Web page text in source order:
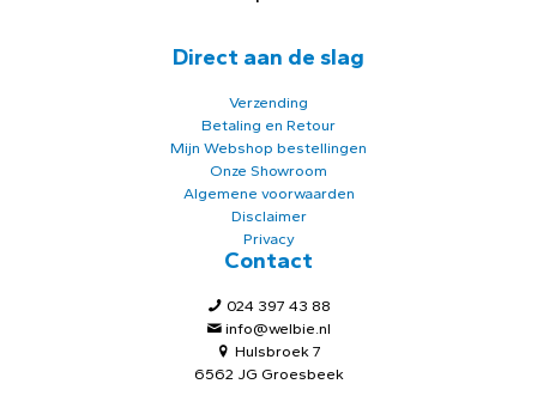
Direct aan de slag
Verzending
Betaling en Retour
Mijn Webshop bestellingen
Onze Showroom
Algemene voorwaarden
Disclaimer
Privacy
Contact
024 397 43 88
info@welbie.nl
Hulsbroek 7
6562 JG Groesbeek